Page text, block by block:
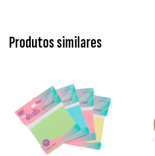
Produtos similares